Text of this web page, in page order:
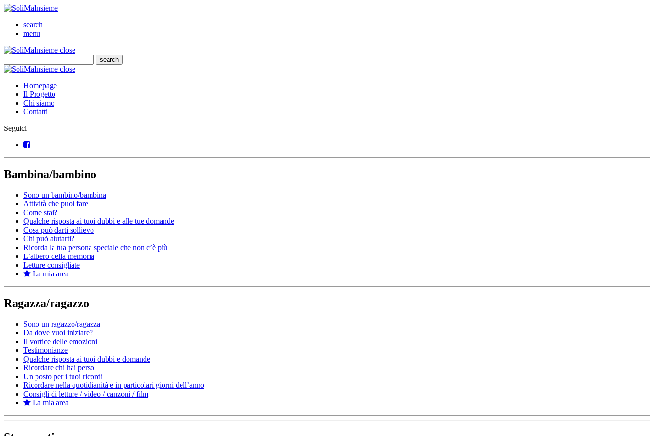
SoliMaInsieme
search
menu
SoliMaInsieme
closeClose
search
Cerca
SoliMaInsieme
closeClose
Homepage
Il Progetto
Chi siamo
Contatti
Seguici
Facebook
Bambina/bambino
Sono un bambino/bambina
Attività che puoi fare
Come stai?
Qualche risposta ai tuoi dubbi e alle tue domande
Cosa può darti sollievo
Chi può aiutarti?
Ricorda la tua persona speciale che non c’è più
L’albero della memoria
Letture consigliate
La mia area
Ragazza/ragazzo
Sono un ragazzo/ragazza
Da dove vuoi iniziare?
Il vortice delle emozioni
Testimonianze
Qualche risposta ai tuoi dubbi e domande
Ricordare chi hai perso
Un posto per i tuoi ricordi
Ricordare nella quotidianità e in particolari giorni dell’anno
Consigli di letture / video / canzoni / film
La mia area